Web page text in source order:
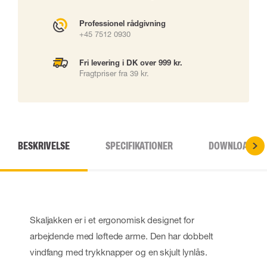
Professionel rådgivning
+45 7512 0930
Fri levering i DK over 999 kr.
Fragtpriser fra 39 kr.
BESKRIVELSE SPECIFIKATIONER DOWNLOADS
Skaljakken er i et ergonomisk designet for
arbejdende med løftede arme. Den har dobbelt
vindfang med trykknapper og en skjult lynlås.